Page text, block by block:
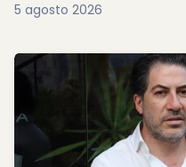
5 agosto 2026